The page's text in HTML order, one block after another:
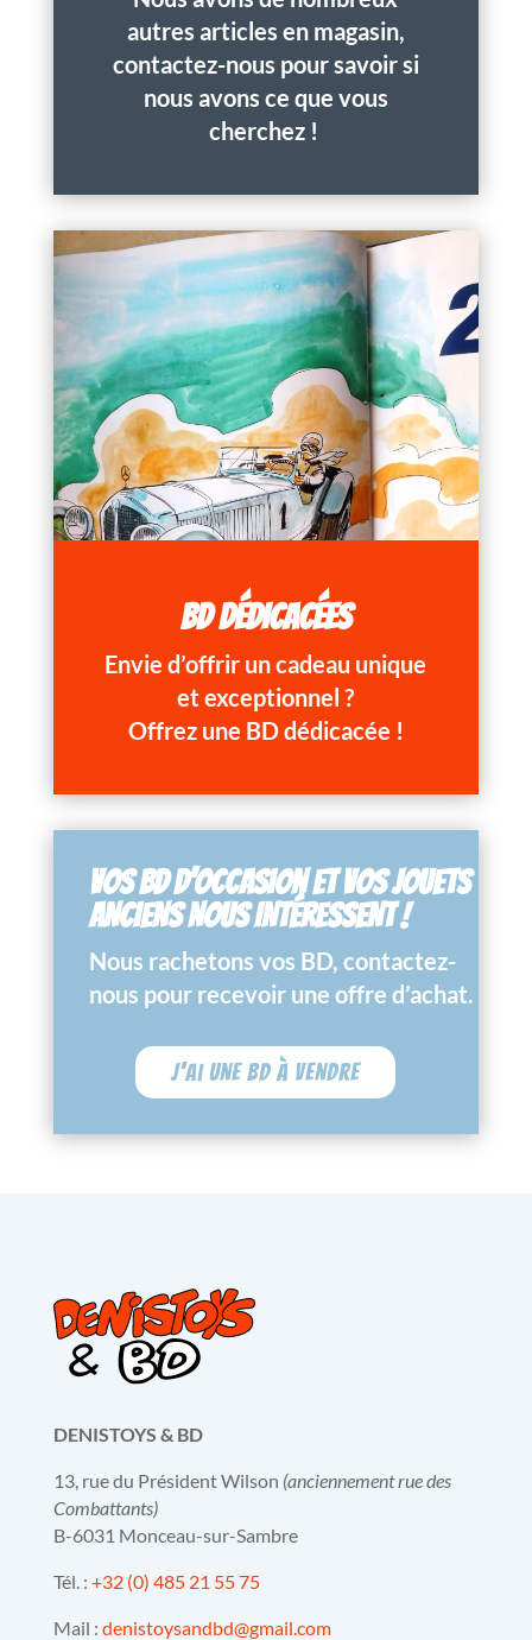
autres articles en magasin,
contactez-nous pour savoir si
nous avons ce que vous
cherchez !
BD DÉDICACÉES
Envie d’offrir un cadeau unique
et exceptionnel ?
Offrez une BD dédicacée !
VOS BD D’OCCASION ET VOS JOUETS
ANCIENS NOUS INTÉRESSENT !
Nous rachetons vos BD, contactez-
nous pour recevoir une offre d’achat.
J'ai une BD à vendre
DENISTOYS & BD
13, rue du Président Wilson (anciennement rue des
Combattants)
B-6031 Monceau-sur-Sambre
Tél. : +32 (0) 485 21 55 75
Mail : denistoysandbd@gmail.com